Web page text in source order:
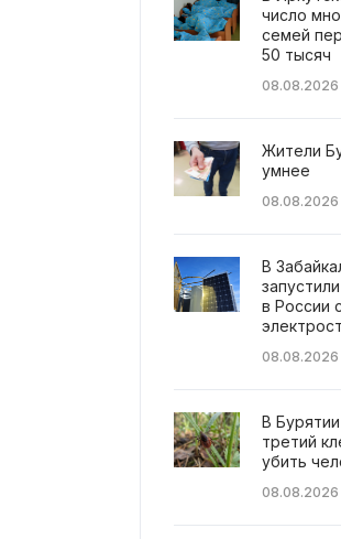
число
семей
50 тысяч
08.08.2026
Жители
умнее
08.08.2026
В
в России
08.08.2026
В
третий
убить
08.08.2026